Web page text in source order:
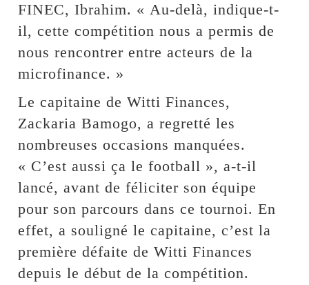
FINEC, Ibrahim. « Au-delà, indique-t-
il, cette compétition nous a permis de
nous rencontrer entre acteurs de la
microfinance. »
Le capitaine de Witti Finances,
Zackaria Bamogo, a regretté les
nombreuses occasions manquées.
« C’est aussi ça le football », a-t-il
lancé, avant de féliciter son équipe
pour son parcours dans ce tournoi. En
effet, a souligné le capitaine, c’est la
première défaite de Witti Finances
depuis le début de la compétition.